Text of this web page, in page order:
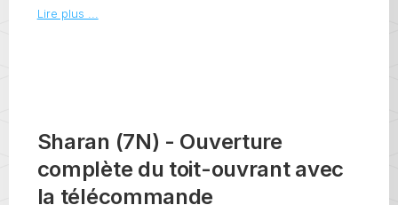
Lire plus ...
Sharan (7N) - Ouverture
complète du toit-ouvrant avec
la télécommande